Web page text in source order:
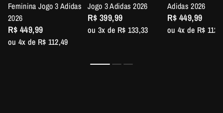
Feminina Jogo 3 Adidas
2026
R$ 449,99
ou 4x de R$ 112,49
Jogo 3 Adidas 2026
R$ 399,99
ou 3x de R$ 133,33
Adidas 2026
R$ 449,99
ou 4x de R$